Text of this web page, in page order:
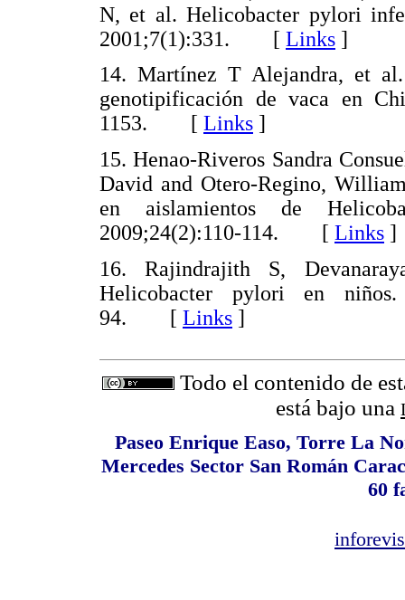
N, et al. Helicobacter pylori
2001;7(1):331. [ Links ]
14. Martínez T Alejandra, et
genotipificación de vaca en
1153. [ Links ]
15. Henao-Riveros Sandra
David and Otero-Regino,
en aislamientos de
2009;24(2):110-114. [ Links ]
16. Rajindrajith S,
Helicobacter pylori en
94. [ Links ]
Todo el contenido de
está bajo una
Paseo Enrique Easo, Torre La
Mercedes Sector San Román
60